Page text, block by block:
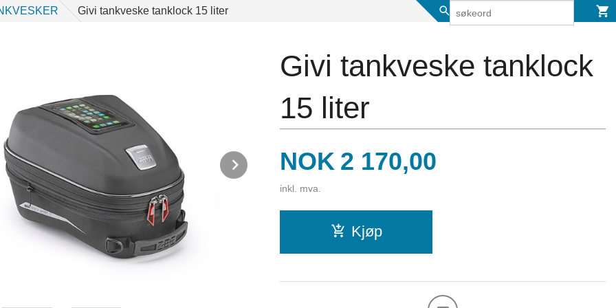
Givi tankveske tanklock 15 liter
Givi tankveske tanklock
15 liter
Pris
NOK 2 170,00
inkl. mva.
Kjøp